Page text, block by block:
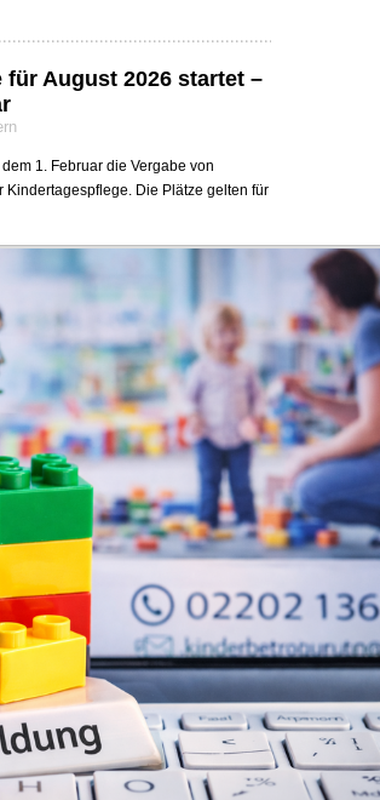
August 2026 startet –
1. Februar die Vergabe von
Die Plätze gelten für